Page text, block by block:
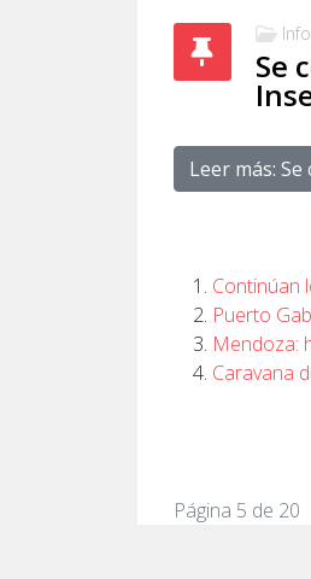
Se
Leer más:
Continúan
Puerto
Mendoza:
Caravana
Página 5 de 20